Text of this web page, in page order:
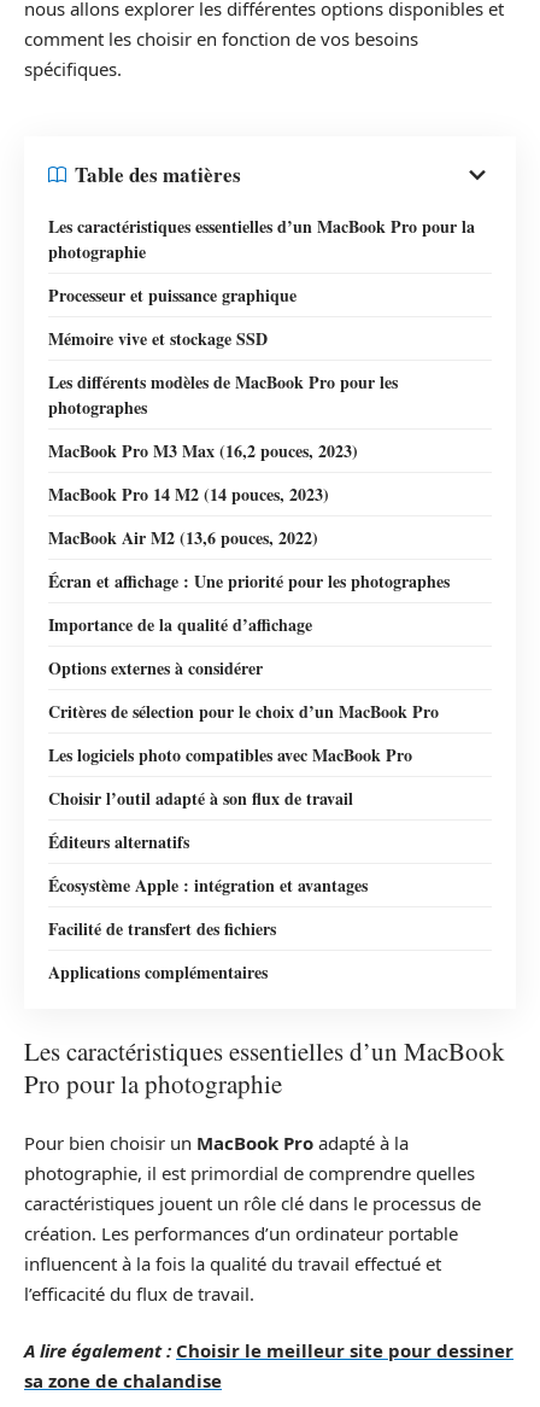
nous allons explorer les différentes options disponibles et
comment les choisir en fonction de vos besoins
spécifiques.
Table des matières
Les caractéristiques essentielles d’un MacBook Pro pour la
photographie
Processeur et puissance graphique
Mémoire vive et stockage SSD
Les différents modèles de MacBook Pro pour les
photographes
MacBook Pro M3 Max (16,2 pouces, 2023)
MacBook Pro 14 M2 (14 pouces, 2023)
MacBook Air M2 (13,6 pouces, 2022)
Écran et affichage : Une priorité pour les photographes
Importance de la qualité d’affichage
Options externes à considérer
Critères de sélection pour le choix d’un MacBook Pro
Les logiciels photo compatibles avec MacBook Pro
Choisir l’outil adapté à son flux de travail
Éditeurs alternatifs
Écosystème Apple : intégration et avantages
Facilité de transfert des fichiers
Applications complémentaires
Les caractéristiques essentielles d’un MacBook
Pro pour la photographie
Pour bien choisir un MacBook Pro adapté à la
photographie, il est primordial de comprendre quelles
caractéristiques jouent un rôle clé dans le processus de
création. Les performances d’un ordinateur portable
influencent à la fois la qualité du travail effectué et
l’efficacité du flux de travail.
A lire également : Choisir le meilleur site pour dessiner
sa zone de chalandise